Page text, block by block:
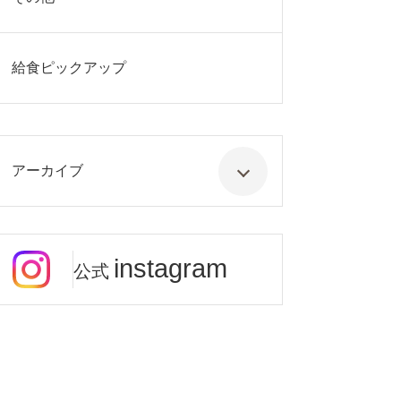
給食ピックアップ
アーカイブ
公式 instagram